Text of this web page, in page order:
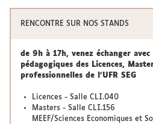
RENCONTRE SUR NOS STANDS
de 9h à 17h, venez échanger avec
pédagogiques des Licences,
professionnelles de l'UFR SEG
Licences - Salle CLI.040
Masters - Salle CLI.156
MEEF/Sciences Economiques et